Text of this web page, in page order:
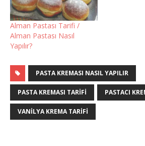
Alman Pastası Tarifi /
Alman Pastası Nasıl
Yapılır?
PASTA KREMASI NASIL YAPILIR
PASTA KREMASI TARIFI PASTACI
VANILYA KREMA TARIFI